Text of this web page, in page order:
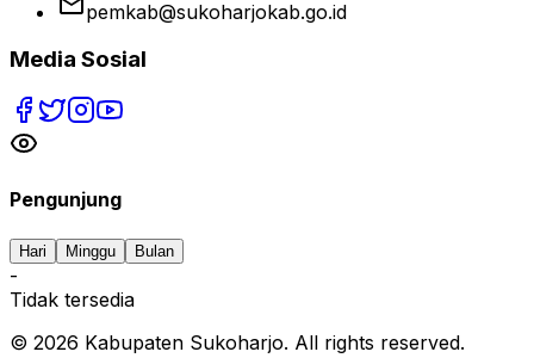
pemkab@sukoharjokab.go.id
Media Sosial
Pengunjung
Hari Minggu Bulan
-
Tidak tersedia
© 2026 Kabupaten Sukoharjo. All rights reserved.